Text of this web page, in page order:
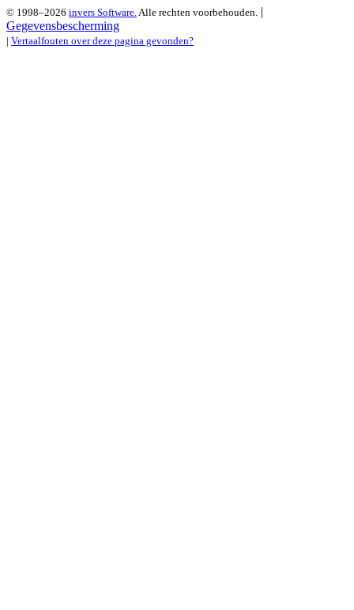
© 1998–2026 invers Software. Alle rechten voorbehouden. |
Gegevensbescherming
| Vertaalfouten over deze pagina gevonden?